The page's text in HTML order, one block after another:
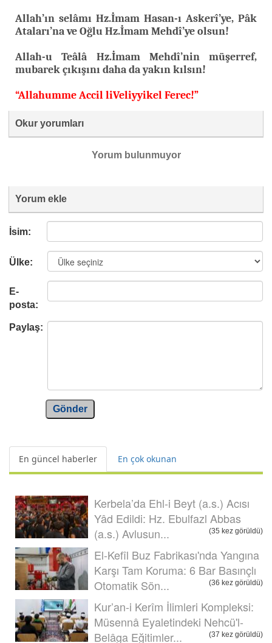
Allah’ın selâmı Hz.İmam Hasan-ı Askerî’ye, Pâk
Ataları’na ve Oğlu Hz.İmam Mehdî’ye olsun!
Allah-u Teâlâ Hz.İmam Mehdî’nin müşerref,
mubarek çıkışını daha da yakın kılsın!
“Allahumme Accil liVeliyyikel Ferec!”
Okur yorumları
Yorum bulunmuyor
Yorum ekle
İsim:
Ülke:
E-
posta:
Paylaş:
Gönder
En güncel haberler En çok okunan
Kerbela’da Ehl-i Beyt (a.s.) Acısı
Yâd Edildi: Hz. Ebulfazl Abbas
(a.s.) Avlusun...
(35 kez görüldü)
El-Kefîl Buz Fabrikası'nda Yangına
Karşı Tam Koruma: 6 Bar Basınçlı
Otomatik Sön...
(36 kez görüldü)
Kur’an-i Kerîm İlimleri Kompleksi:
Müsennâ Eyaletindeki Nehcü'l-
Belâga Eğitimler...
(37 kez görüldü)